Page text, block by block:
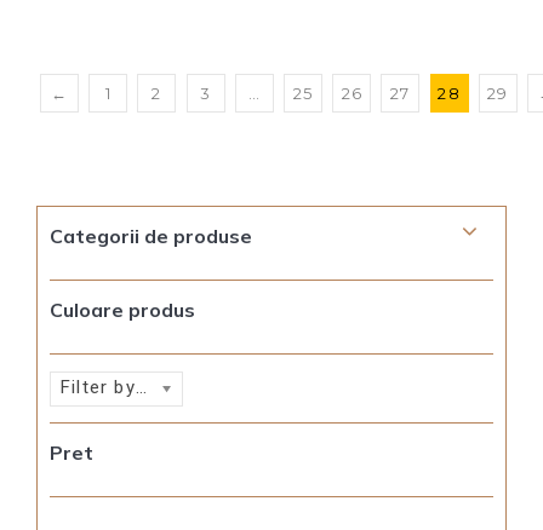
← 1 2 3 25 26 27 28 29
Categorii de produse
Culoare produs
Pret